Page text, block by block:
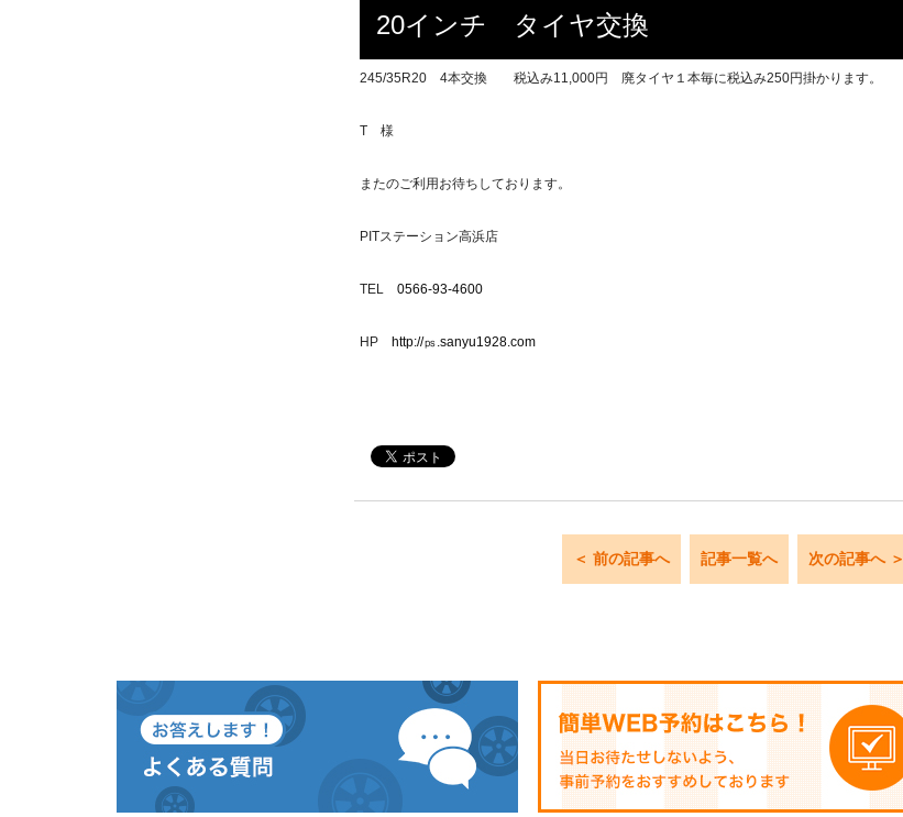
20インチ タイヤ交換
245/35R20 4本交換 税込み11,000円 廃タイヤ１本毎に税込み250円掛かります。
T 様
またのご利用お待ちしております。
PITステーション高浜店
TEL 0566-93-4600
HP http://㎰.sanyu1928.com
＜ 前の記事へ 記事一覧へ 次の記事へ ＞